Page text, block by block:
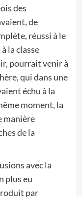
des
de
réussi à le
la classe
pourrait venir à
qui dans une
échu à la
moment, la
manière
de la
avec la
plus eu
par